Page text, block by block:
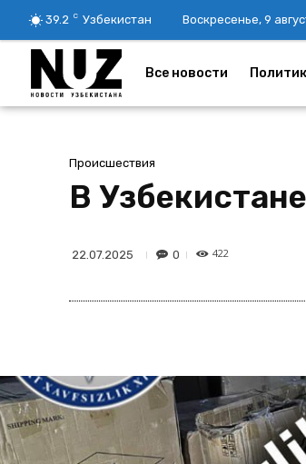
39.2 C Узбекистан Воскресенье, 9
Все новости
Происшествия
В
22.07.2025 0 422